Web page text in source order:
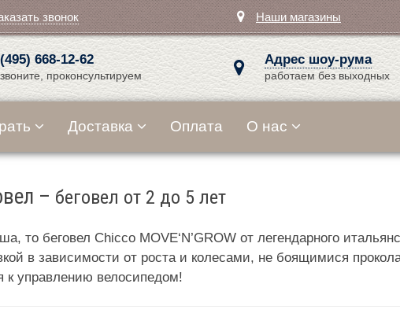
звонок Наши магазины
(495) 668-12-62
звоните, проконсультируем
Адрес шоу-рума
работаем без выходных
Доставка Оплата О нас
– беговел от 2 до 5 лет
беговел Chicco MOVE‘N’GROW от легендарного
в зависимости от роста и колесами, не боящимися
к управлению велосипедом!